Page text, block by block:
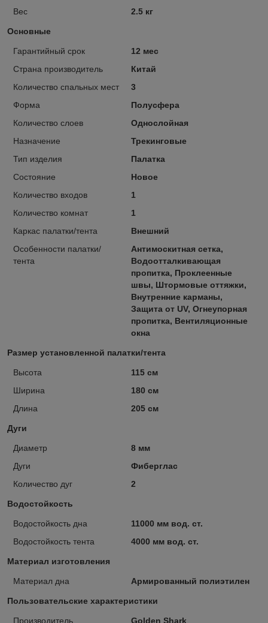
Вес 2.5 кг
Основные
Гарантийный срок
12 мес
Страна производитель
Китай
Количество спальных мест
3
Форма
Полусфера
Количество слоев
Однослойная
Назначение
Трекинговые
Тип изделия
Палатка
Состояние
Новое
Количество входов
1
Количество комнат
1
Каркас палатки/тента
Внешний
Особенности палатки/
тента
Антимоскитная сетка,
Водоотталкивающая
пропитка, Проклеенные
швы, Штормовые оттяжки,
Внутренние карманы,
Защита от UV, Огнеупорная
пропитка, Вентиляционные
окна
Размер установленной палатки/тента
Высота
115 см
Ширина
180 см
Длина
205 см
Дуги
Диаметр
8 мм
Дуги
Фиберглас
Количество дуг
2
Водостойкость
Водостойкость дна
11000 мм вод. ст.
Водостойкость тента
4000 мм вод. ст.
Материал изготовления
Материал дна Армированный полиэтилен
Пользовательские характеристики
Производитель Golden Shark